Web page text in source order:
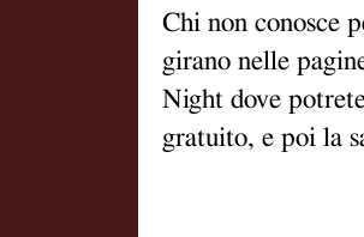
Chi non conosce
girano nelle
Night dove
gratuito, e poi la